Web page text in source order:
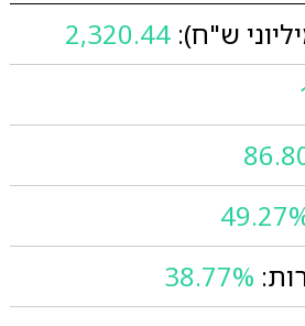
ש"ח): 2,320.44
38.77%